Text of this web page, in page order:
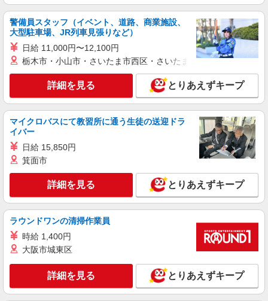
警備員スタッフ（イベント、道路、商業施設、
大型駐車場、JR列車見張りなど）
日給 11,000円〜12,100円
栃木市・小山市・さいたま市西区・さいたま市岩槻区・久喜市・
詳細を見る とりあえずキープ
マイクロバスにて教習所に通う生徒の送迎ドラ
イバー
日給 15,850円
箕面市
詳細を見る とりあえずキープ
ラウンドワンの清掃作業員
時給 1,400円
大阪市城東区
詳細を見る とりあえずキープ